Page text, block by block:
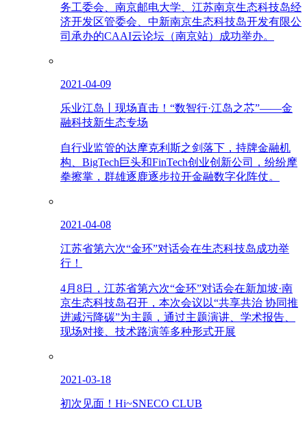
务工委会、南京邮电大学、江苏南京生态科技岛经
济开发区管委会、中新南京生态科技岛开发有限公
司承办的CAAI云论坛（南京站）成功举办。
2021-04-09
乐业江岛丨现场直击！“数智行·江岛之芯”——金
融科技新生态专场
自行业监管的达摩克利斯之剑落下，持牌金融机
构、BigTech巨头和FinTech创业创新公司，纷纷摩
拳擦掌，群雄逐鹿逐步拉开金融数字化阵仗。
2021-04-08
江苏省第六次“金环”对话会在生态科技岛成功举
行！
4月8日，江苏省第六次“金环”对话会在新加坡·南
京生态科技岛召开，本次会议以“共享共治 协同推
进减污降碳”为主题，通过主题演讲、学术报告、
现场对接、技术路演等多种形式开展
2021-03-18
初次见面！Hi~SNECO CLUB